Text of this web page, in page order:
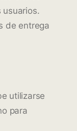
usuarios.
de entrega
utilizarse
para